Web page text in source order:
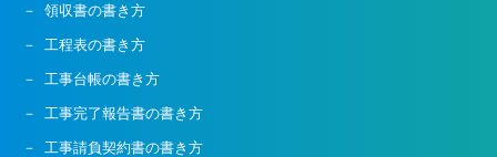
領収書の書き方
工程表の書き方
工事台帳の書き方
工事完了報告書の書き方
工事請負契約書の書き方